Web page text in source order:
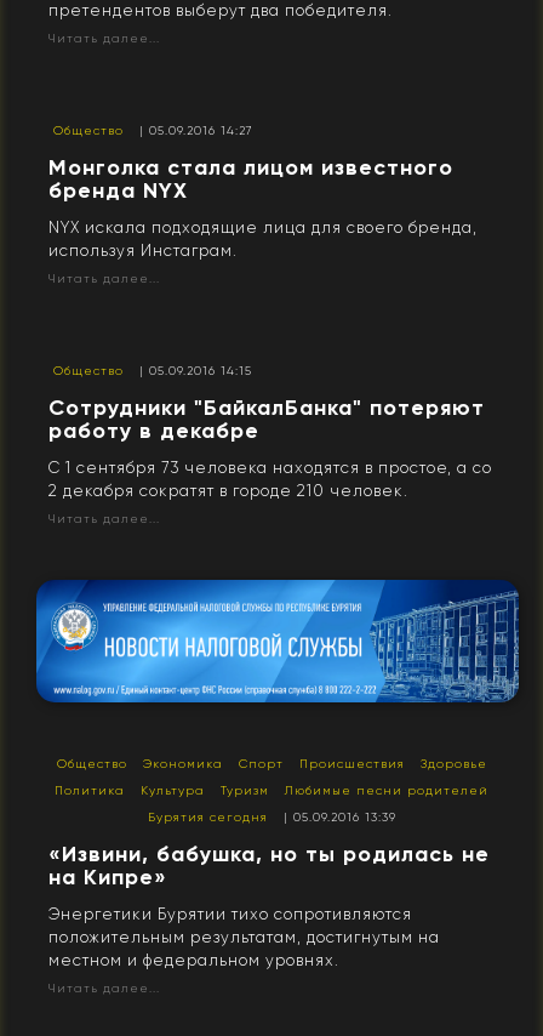
претендентов выберут два победителя.
Читать далее...
Общество | 05.09.2016 14:27
Монголка стала лицом известного
бренда NYX
NYX искала подходящие лица для своего бренда,
используя Инстаграм.
Читать далее...
Общество | 05.09.2016 14:15
Сотрудники "БайкалБанка" потеряют
работу в декабре
С 1 сентября 73 человека находятся в простое, а со
2 декабря сократят в городе 210 человек.
Читать далее...
Общество Экономика Спорт Происшествия
Здоровье
Политика
Культура Туризм
Любимые песни родителей
Бурятия сегодня
| 05.09.2016 13:39
​«Извини, бабушка, но ты родилась не
на Кипре»
Энергетики Бурятии тихо сопротивляются
положительным результатам, достигнутым на
местном и федеральном уровнях.
Читать далее...